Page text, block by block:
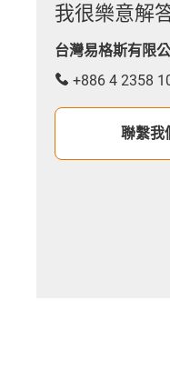
我很樂意解
台灣易格斯有限
+886 4 2358
聯繫我